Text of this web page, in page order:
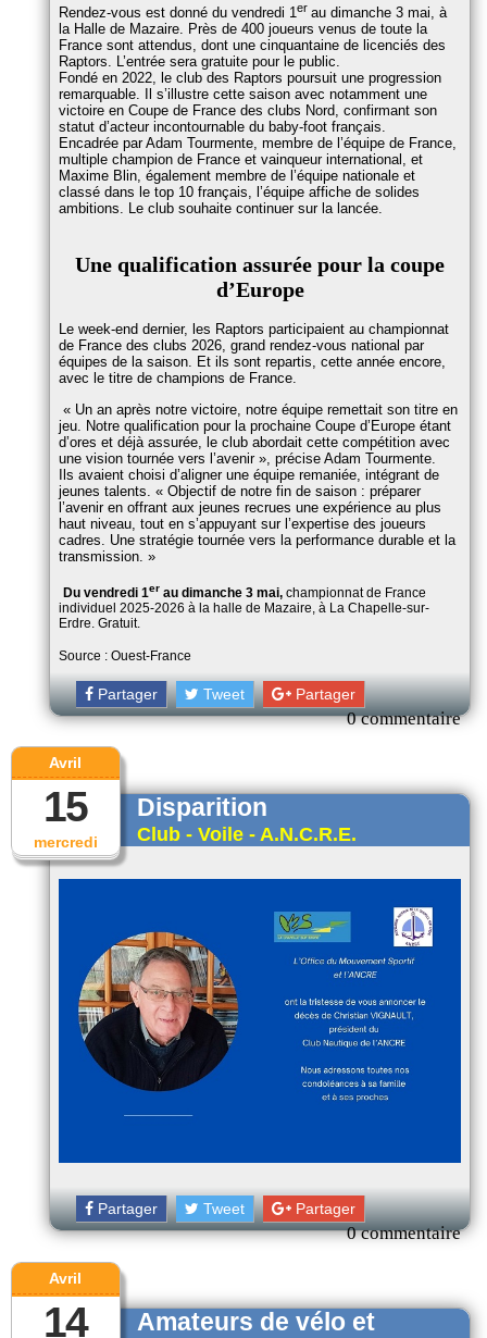
Rendez-vous est donné du vendredi 1er au dimanche 3 mai, à
la Halle de Mazaire. Près de 400 joueurs venus de toute la
France sont attendus, dont une cinquantaine de licenciés des
Raptors. L’entrée sera gratuite pour le public.
Fondé en 2022, le club des Raptors poursuit une progression
remarquable. Il s’illustre cette saison avec notamment une
victoire en Coupe de France des clubs Nord, confirmant son
statut d’acteur incontournable du baby-foot français.
Encadrée par Adam Tourmente, membre de l’équipe de France,
multiple champion de France et vainqueur international, et
Maxime Blin, également membre de l’équipe nationale et
classé dans le top 10 français, l’équipe affiche de solides
ambitions. Le club souhaite continuer sur la lancée.
Une qualification assurée pour la coupe
d’Europe
Le week-end dernier, les Raptors participaient au championnat
de France des clubs 2026, grand rendez-vous national par
équipes de la saison. Et ils sont repartis, cette année encore,
avec le titre de champions de France.
Un an après notre victoire, notre équipe remettait son titre en
jeu. Notre qualification pour la prochaine Coupe d’Europe étant
d’ores et déjà assurée, le club abordait cette compétition avec
une vision tournée vers l’avenir
, précise Adam Tourmente.
Ils avaient choisi d’aligner une équipe remaniée, intégrant de
jeunes talents.
Objectif de notre fin de saison : préparer
l’avenir en offrant aux jeunes recrues une expérience au plus
haut niveau, tout en s’appuyant sur l’expertise des joueurs
cadres. Une stratégie tournée vers la performance durable et la
transmission.
Du vendredi 1er au dimanche 3 mai, championnat de France
individuel 2025-2026 à la halle de Mazaire, à La Chapelle-sur-
Erdre. Gratuit.
Source : Ouest-France
Partager Tweet Partager
0 commentaire
mercredi
Avril
15 Disparition
Club - Voile - A.N.C.R.E.
Partager Tweet Partager
0 commentaire
Avril
14
Amateurs de vélo et